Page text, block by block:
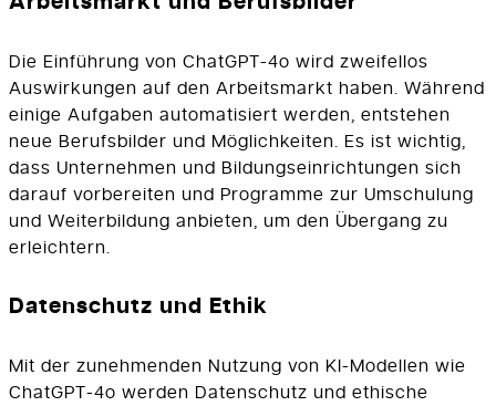
Die Einführung von ChatGPT-4o wird zweifellos
Auswirkungen auf den Arbeitsmarkt haben. Während
einige Aufgaben automatisiert werden, entstehen
neue Berufsbilder und Möglichkeiten. Es ist wichtig,
dass Unternehmen und Bildungseinrichtungen sich
darauf vorbereiten und Programme zur Umschulung
und Weiterbildung anbieten, um den Übergang zu
erleichtern.
Datenschutz und Ethik
Mit der zunehmenden Nutzung von KI-Modellen wie
ChatGPT-4o werden Datenschutz und ethische